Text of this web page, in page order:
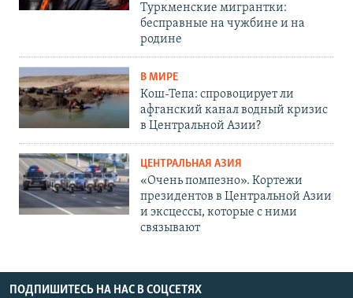
Туркменские мигрантки:
бесправные на чужбине и на
родине
В МИРЕ
Кош-Тепа: спровоцирует ли
афганский канал водный кризис
в Центральной Азии?
ЦЕНТРАЛЬНАЯ АЗИЯ
«Очень помпезно». Кортежи
президентов в Центральной Азии
и эксцессы, которые с ними
связывают
ПОДПИШИТЕСЬ НА НАС В СОЦСЕТЯХ